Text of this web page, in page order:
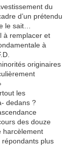
du
d’un prétendu
le sait…
à remplacer et
à
originaires
les
dedans ?
des douze
harcèlement
plus